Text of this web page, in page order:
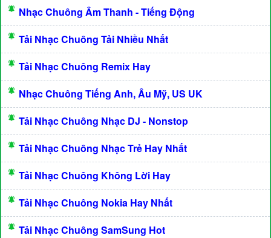
Nhạc Chuông Âm Thanh - Tiếng Động
Tải Nhạc Chuông Tải Nhiều Nhất
Tải Nhạc Chuông Remix Hay
Nhạc Chuông Tiếng Anh, Âu Mỹ, US UK
Tải Nhạc Chuông Nhạc DJ - Nonstop
Tải Nhạc Chuông Nhạc Trẻ Hay Nhất
Tải Nhạc Chuông Không Lời Hay
Tải Nhạc Chuông Nokia Hay Nhất
Tải Nhạc Chuông SamSung Hot